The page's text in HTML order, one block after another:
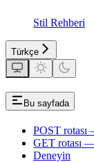
Stil Rehberi
Türkçe
Bu sayfada
POST rotası
GET rotası
Deneyin